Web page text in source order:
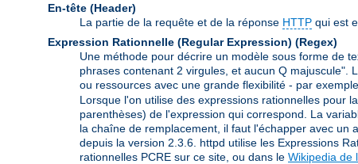
En-tête (Header)
La partie de la requête et de la réponse HTTP qui est
Expression Rationnelle (Regular Expression) (Regex)
Une méthode pour décrire un modèle sous forme de
phrases contenant 2 virgules, et aucun Q majuscule".
ou ressources avec une grande flexibilité - par
Lorsque l'on utilise des expressions rationnelles pour
parenthèses) de l'expression qui correspond. La
la chaîne de remplacement, il faut l'échapper avec un
depuis la version 2.3.6. httpd utilise les Expressions
rationnelles PCRE sur ce site, ou dans le Wikipedia de